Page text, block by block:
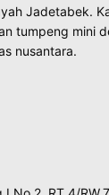
Jadetabek.
tumpeng mini
nusantara.